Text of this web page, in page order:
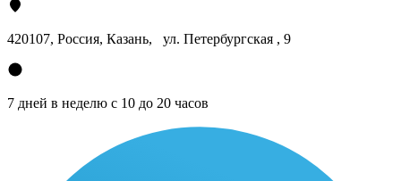
420107, Россия, Казань, ул. Петербургская , 9
7 дней в неделю с 10 до 20 часов